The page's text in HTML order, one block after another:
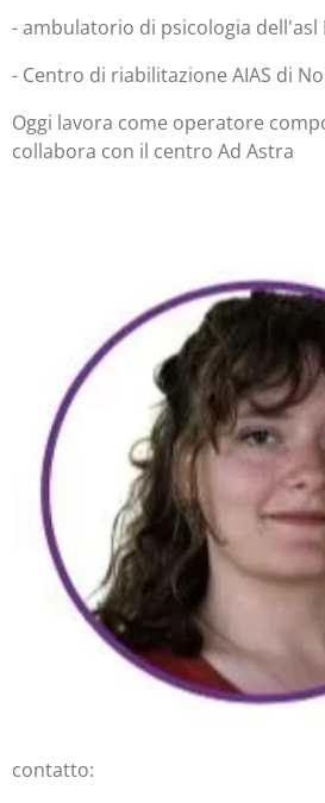
- ambulatorio di psicologia dell'asl
- Centro di riabilitazione AIAS di
Oggi lavora come operatore
collabora con il centro Ad Astra
contatto: